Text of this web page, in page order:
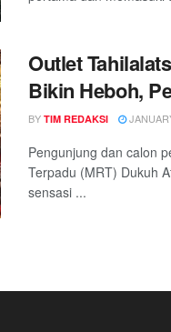
Outlet
Bikin Heboh,
Lantaran
BY TIM REDAKSI
Pengunjung dan calon
Terpadu (MRT) Dukuh
sensasi ...